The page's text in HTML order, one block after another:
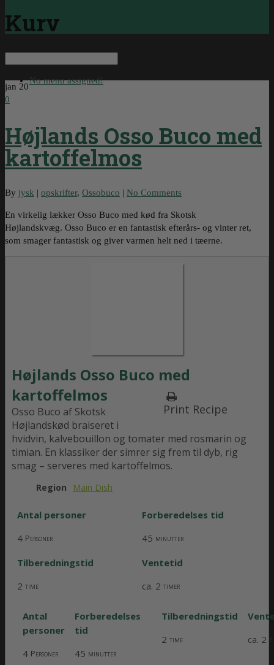
Kurv
No menu assigned!
jan 20
0
Højlands Osso Buco med
kartoffelmos
By jysk | opskrifter, Ossobuco | No Comments
En virkelig lækker Osso Buco med kød fra Skotsk
Højlandskvæg. Osso Buco er en fantastisk efterårs- og vinter ret,
som smager fantastisk og giver varmen helt ned i tæerne.
Højlands Osso Buco med
kartoffelmos
Print Recipe
Osso Buco af Skotsk
Højlandskød braiseret i
hvidvin, kalvebouillon og tomater med rosmarin og
timian. En klassiker der simrer sig frem til dyb, rig
smag – serveres med kartoffelmos.
Region Main Dish
Antal personer
Forberedelses tid
4 Personer 45 minutter
Tilberedningstid
Ventetid
2 time ca. 2 timer
Antal
personer
Forberedelses
tid
4 Personer 45 minutter
Tilberedningstid
2 time ca. 2